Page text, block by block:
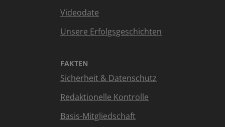
Videodate
Unsere Erfolgsgeschichten
FAKTEN
Sicherheit & Datenschutz
Redaktionelle Kontrolle
Basis-Mitgliedschaft